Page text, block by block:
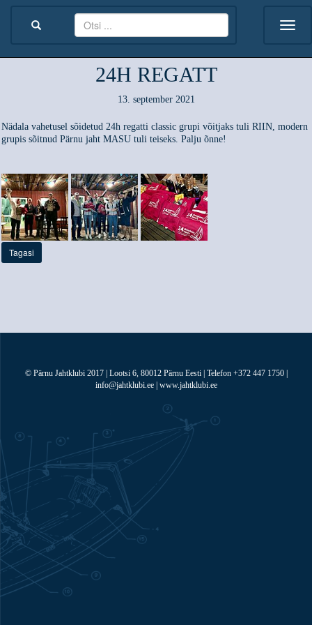
24H REGATT
13. september 2021
Nädala vahetusel sõidetud 24h regatti classic grupi võitjaks tuli RIIN, modern
grupis sõitnud Pärnu jaht MASU tuli teiseks. Palju õnne!
Tagasi
© Pärnu Jahtklubi 2017 | Lootsi 6, 80012 Pärnu Eesti | Telefon +372 447 1750 |
info@jahtklubi.ee | www.jahtklubi.ee